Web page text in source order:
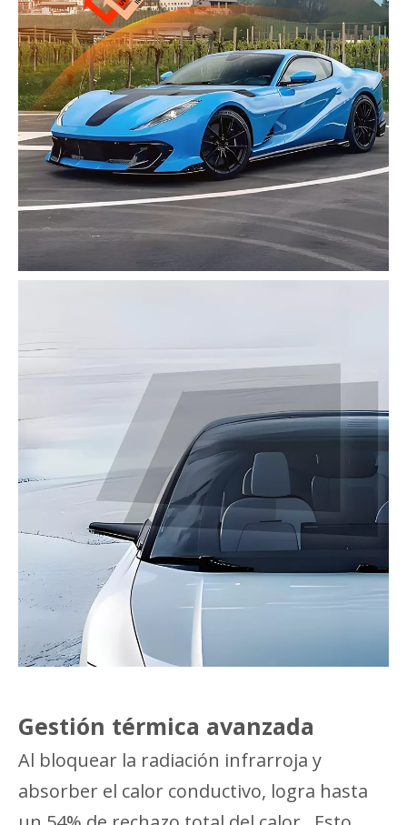
Gestión térmica avanzada
Al bloquear la radiación infrarroja y
absorber el calor conductivo, logra hasta